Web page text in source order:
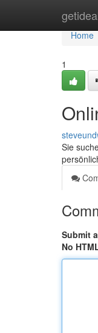
Home
Home
1
Sie
Submit
No